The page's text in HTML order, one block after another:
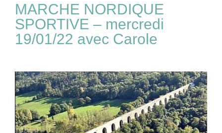
MARCHE NORDIQUE
SPORTIVE – mercredi
19/01/22 avec Carole